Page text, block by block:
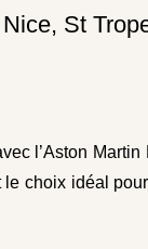
St
l’Aston
choix idéal